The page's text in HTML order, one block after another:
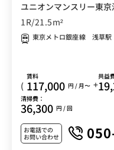
ユニオンマンスリー東
1R/21.5m²
東京メトロ銀座線 浅草
(
賃料
117,000 円 / 月〜 +
共益
清掃費：
36,300 円 / 回
お電話での
お問い合わせ